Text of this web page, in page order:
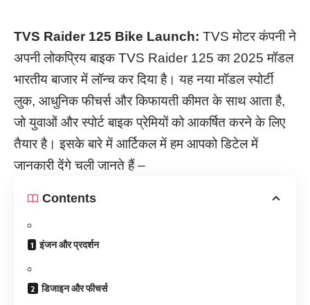
TVS Raider 125 Bike Launch: TVS मोटर कंपनी ने
अपनी लोकप्रिय बाइक TVS Raider 125 का 2025 मॉडल
भारतीय बाजार में लॉन्च कर दिया है। यह नया मॉडल स्पोर्टी
लुक, आधुनिक फीचर्स और किफायती कीमत के साथ आता है,
जो युवाओं और स्पोर्ट बाइक प्रेमियों को आकर्षित करने के लिए
तैयार है। इसके बारे में आर्टिकल में हम आपको डिटेल में
जानकारी देंगे चली जानते हैं –
Contents
इंजन और प्रदर्शन
डिजाइन और फीचर्स